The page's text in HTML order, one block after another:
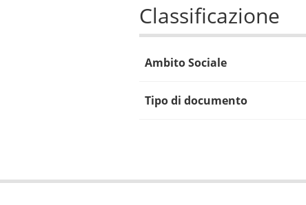
Classificazione
Ambito Sociale
Tipo di documento